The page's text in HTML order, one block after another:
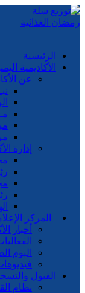
الرئيسية
الأكاديمية
عن
إدارة
المركز
أخبار
البوم
القبول
نظام